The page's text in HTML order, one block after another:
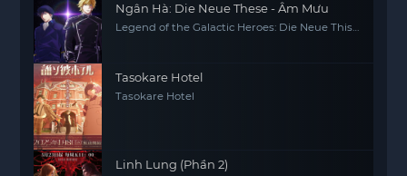
Ngân Hà: Die Neue These - Âm Mưu
Legend of the Galactic Heroes: Die Neue This
Tasokare Hotel
Tasokare Hotel
Linh Lung (Phần 2)